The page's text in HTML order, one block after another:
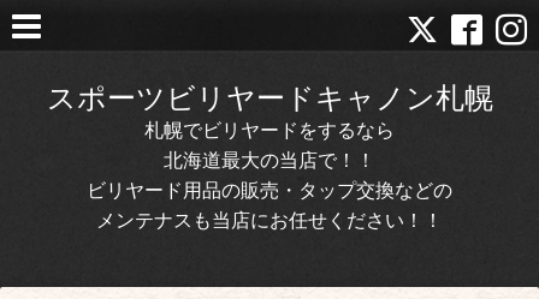
スポーツビリヤードキャノン札幌
札幌でビリヤードをするなら
北海道最大の当店で！！
ビリヤード用品の販売・タップ交換などの
メンテナスも当店にお任せください！！